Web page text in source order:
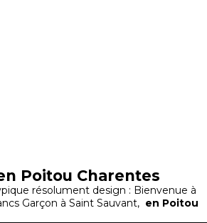
Poitou Charentes
résolument design : Bienvenue à
Garçon à Saint Sauvant, en Poitou